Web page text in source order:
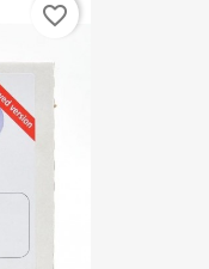
favorite_border